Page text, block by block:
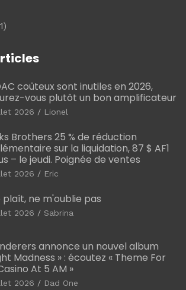
coûteux sont inutiles en 2026,
vous plutôt un bon amplificateur
2026 Lionel
Brothers 25 % de réduction
sur la liquidation, 87 $ AF1
– le jeudi. Poignée de ventes
2026 Eric
plaît, ne m'oublie pas
2026 Sabrina
annonce un nouvel album
Madness » : écoutez « Theme For
At 5 AM »
2026 Dad One